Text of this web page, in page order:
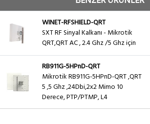
WINET-RFSHIELD-QRT
SXT RF Sinyal Kalkanı - Mikrotik
QRT,QRT AC , 2.4 Ghz /5 Ghz için
RB911G-5HPnD-QRT
Mikrotik RB911G-5HPnD-QRT ,QRT
5 ,5 Ghz ,24Dbi,2x2 Mimo 10
Derece, PTP/PTMP, L4